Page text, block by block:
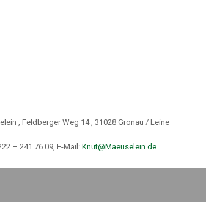
, Feldberger Weg 14 , 31028 Gronau / Leine
– 241 76 09, E-Mail: Knut@Maeuselein.de